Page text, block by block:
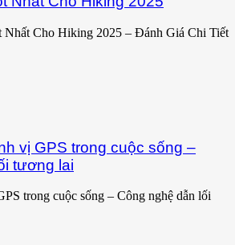
Cho Hiking 2025 – Đánh Giá Chi Tiết
vị GPS trong cuộc sống –
tương lai
trong cuộc sống – Công nghệ dẫn lối